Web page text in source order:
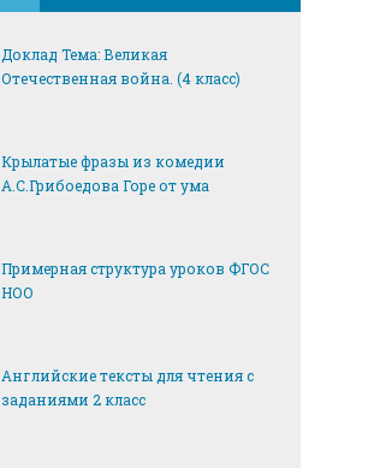
Доклад Тема: Великая
Отечественная война. (4 класс)
Крылатые фразы из комедии
А.С.Грибоедова Горе от ума
Примерная структура уроков ФГОС
НОО
Английские тексты для чтения с
заданиями 2 класс